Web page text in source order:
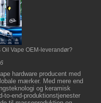
Vape OEM-leverandør?
hardware producent med
mærker. Med mere end
og keramisk
to-end-produktionstjenester